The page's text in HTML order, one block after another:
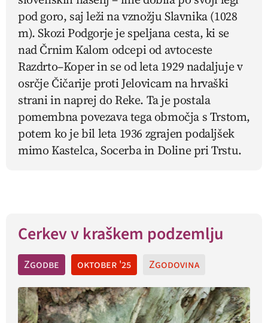
pod goro, saj leži na vznožju Slavnika (1028
m). Skozi Podgorje je speljana cesta, ki se
nad Črnim Kalom odcepi od avtoceste
Razdrto–Koper in se od leta 1929 nadaljuje v
osrčje Čičarije proti Jelovicam na hrvaški
strani in naprej do Reke. Ta je postala
pomembna povezava tega območja s Trstom,
potem ko je bil leta 1936 zgrajen podaljšek
mimo Kastelca, Socerba in Doline pri Trstu.
Cerkev v kraškem podzemlju
Zgodbe oktober '25 Zgodovina